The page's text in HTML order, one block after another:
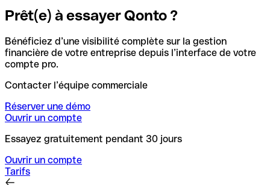
Prêt(e) à essayer Qonto ?
Bénéficiez d’une visibilité complète sur la gestion
financière de votre entreprise depuis l’interface de votre
compte pro.
Contacter l’équipe commerciale
Réserver une démo
Ouvrir un compte
Essayez gratuitement pendant 30 jours
Ouvrir un compte
Tarifs